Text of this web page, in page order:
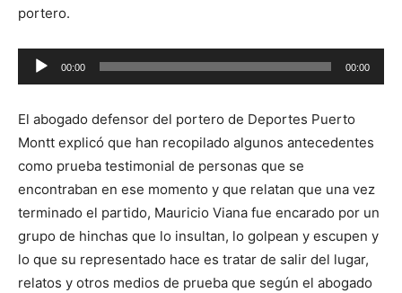
portero.
Reproductor
de
00:00 00:00
El abogado defensor del portero de Deportes Puerto
Montt explicó que han recopilado algunos antecedentes
como prueba testimonial de personas que se
encontraban en ese momento y que relatan que una vez
terminado el partido, Mauricio Viana fue encarado por un
grupo de hinchas que lo insultan, lo golpean y escupen y
lo que su representado hace es tratar de salir del lugar,
relatos y otros medios de prueba que según el abogado